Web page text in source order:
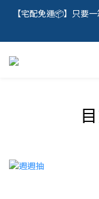
【宅配免運📦】只要